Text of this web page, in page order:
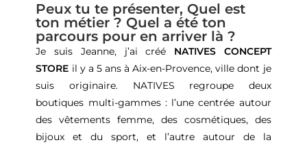
Peux tu te présenter, Quel est
ton métier ? Quel a été ton
parcours pour en arriver là ?
Je suis Jeanne, j’ai créé NATIVES CONCEPT
STORE il y a 5 ans à Aix-en-Provence, ville dont je
suis originaire. NATIVES regroupe deux
boutiques multi-gammes : l’une centrée autour
des vêtements femme, des cosmétiques, des
bijoux et du sport, et l’autre autour de la